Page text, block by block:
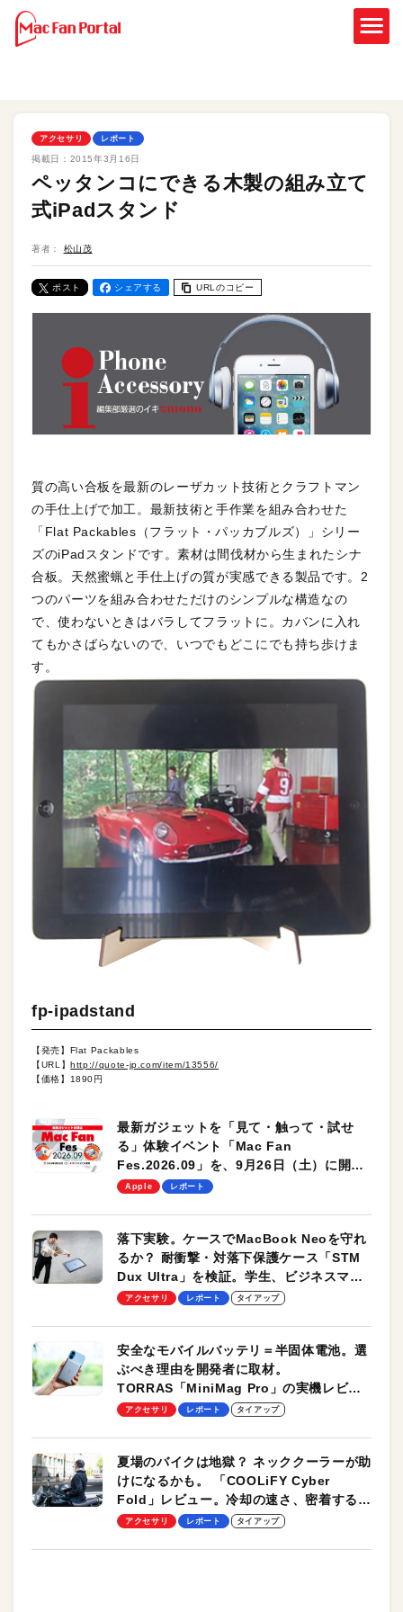
アクセサリ レポート
掲載日： 2015年3月16日
ペッタンコにできる木製の組み立て
式iPadスタンド
著者： 松山茂
ポスト シェアする URLのコピー
質の高い合板を最新のレーザカット技術とクラフトマン
の手仕上げで加工。最新技術と手作業を組み合わせた
「Flat Packables（フラット・パッカブルズ）」シリー
ズのiPadスタンドです。素材は間伐材から生まれたシナ
合板。天然蜜蝋と手仕上げの質が実感できる製品です。2
つのパーツを組み合わせただけのシンプルな構造なの
で、使わないときはバラしてフラットに。カバンに入れ
てもかさばらないので、いつでもどこにでも持ち歩けま
す。
fp-ipadstand
【発売】Flat Packables
【URL】http://quote-jp.com/item/13556/
【価格】1890円
最新ガジェットを「見て・触って・試せ
る」体験イベント「Mac Fan
Fes.2026.09」を、9月26日（土）に開催
します！
Apple レポート
落下実験。ケースでMacBook Neoを守れ
るか？ 耐衝撃・対落下保護ケース「STM
Dux Ultra」を検証。学生、ビジネスマン
のモバイルユースに最適！
アクセサリ レポート タイアップ
安全なモバイルバッテリ＝半固体電池。選
ぶべき理由を開発者に取材。
TORRAS「MiniMag Pro」の実機レビュ
ーも
アクセサリ レポート タイアップ
夏場のバイクは地獄？ ネッククーラーが助
けになるかも。 「COOLiFY Cyber
Fold」レビュー。冷却の速さ、密着する冷
却プレート、シンプルな操作性がグッド！
アクセサリ レポート タイアップ